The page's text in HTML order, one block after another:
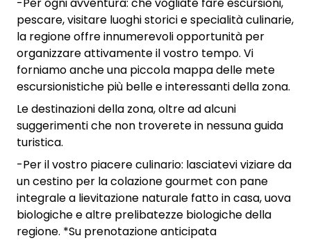
-Per ogni avventura: che vogliate fare escursioni,
pescare, visitare luoghi storici e specialità culinarie,
la regione offre innumerevoli opportunità per
organizzare attivamente il vostro tempo. Vi
forniamo anche una piccola mappa delle mete
escursionistiche più belle e interessanti della zona.
Le destinazioni della zona, oltre ad alcuni
suggerimenti che non troverete in nessuna guida
turistica.
-Per il vostro piacere culinario: lasciatevi viziare da
un cestino per la colazione gourmet con pane
integrale a lievitazione naturale fatto in casa, uova
biologiche e altre prelibatezze biologiche della
regione. *Su prenotazione anticipata